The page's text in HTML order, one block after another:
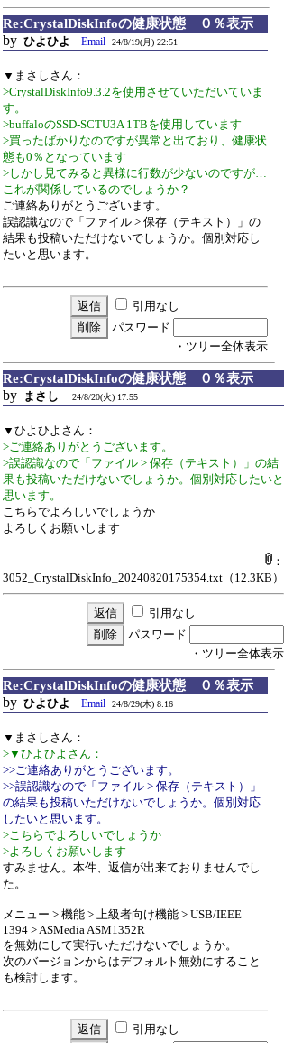
Re:CrystalDiskInfoの健康状態 ０％表示
by ひよひよ Email 24/8/19(月) 22:51
▼まさしさん：
>CrystalDiskInfo9.3.2を使用させていただいていま
す。
>buffaloのSSD-SCTU3A 1TBを使用しています
>買ったばかりなのですが異常と出ており、健康状
態も0％となっています
>しかし見てみると異様に行数が少ないのですが…
これが関係しているのでしょうか？
ご連絡ありがとうございます。
誤認識なので「ファイル > 保存（テキスト）」の
結果も投稿いただけないでしょうか。個別対応し
たいと思います。
引用なし
パスワード
・ツリー全体表示
Re:CrystalDiskInfoの健康状態 ０％表示
by まさし 24/8/20(火) 17:55
▼ひよひよさん：
>ご連絡ありがとうございます。
>誤認識なので「ファイル > 保存（テキスト）」の結
果も投稿いただけないでしょうか。個別対応したいと
思います。
こちらでよろしいでしょうか
よろしくお願いします
：
3052_CrystalDiskInfo_20240820175354.txt （12.3KB）
引用なし
パスワード
・ツリー全体表示
Re:CrystalDiskInfoの健康状態 ０％表示
by ひよひよ Email 24/8/29(木) 8:16
▼まさしさん：
>▼ひよひよさん：
>>ご連絡ありがとうございます。
>>誤認識なので「ファイル > 保存（テキスト）」
の結果も投稿いただけないでしょうか。個別対応
したいと思います。
>こちらでよろしいでしょうか
>よろしくお願いします
すみません。本件、返信が出来ておりませんでし
た。
メニュー > 機能 > 上級者向け機能 > USB/IEEE
1394 > ASMedia ASM1352R
を無効にして実行いただけないでしょうか。
次のバージョンからはデフォルト無効にすること
も検討します。
引用なし